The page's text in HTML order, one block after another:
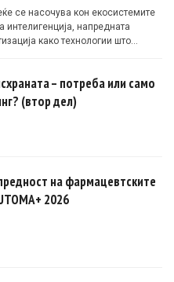
се насочува кон екосистемите
напредната
како технологии што
– потреба или само
(втор дел)
на фармацевтските
2026